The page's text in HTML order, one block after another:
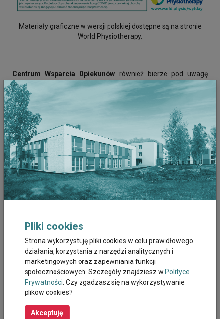
Materiały graficzne w wersji polskiej dostępne są na stronie
World Physiotherapy.
Centrum Wsparcia Opiekunów również bierze pod uwagę
potrzeby osób niesamodzielnych oraz ogromne znaczenie
fizjoterapii w procesie opieki i aktywizacji. Oferujemy wsparcie
fizjoterapeuty w ramach:
SZKOLEŃ INDYWIDUALNYCH
Możliwość skorzystania z poradnictwa doświadczonego
fizjoterapeuty w Twoim domu.
OPIEKI WYTCHNIENIOWEJ
Usługa koncentruje się głównie na działaniach opiekuńczych i
pielęgnacyjnych, jednak w trakcie czasowego, całodobowego
MENADŻERA OPIEKI
Cykliczne wizyty personelu medycznego – w tym
fizjoterapeuty – w Twoim domu.
DZIENNEJ PLACÓWKI OPIEKI I AKTYWZACJI
Placówka, obok innych zaplanowanych zajęć, organizuje
również fizjoterapię w świetnie wyposażonej sali
gimnastycznej.
Pliki cookies
Strona wykorzystuję pliki cookies w celu prawidłowego
działania, korzystania z narzędzi analitycznych i
marketingowych oraz zapewniania funkcji
społecznościowych. Szczegóły znajdziesz w Polityce
Prywatności . Czy zgadzasz się na wykorzystywanie
plików cookies?
Akceptuję